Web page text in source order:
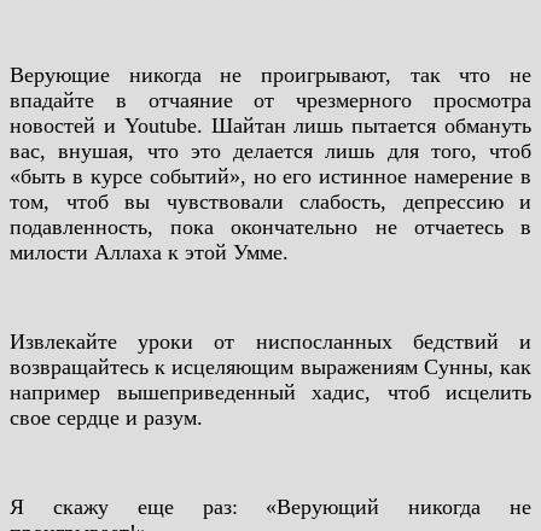
Верующие никогда не проигрывают, так что не
впадайте в отчаяние от чрезмерного просмотра
новостей и Youtube. Шайтан лишь пытается обмануть
вас, внушая, что это делается лишь для того, чтоб
«быть в курсе событий», но его истинное намерение в
том, чтоб вы чувствовали слабость, депрессию и
подавленность, пока окончательно не отчаетесь в
милости Аллаха к этой Умме.
Извлекайте уроки от ниспосланных бедствий и
возвращайтесь к исцеляющим выражениям Сунны, как
например вышеприведенный хадис, чтоб исцелить
свое сердце и разум.
Я скажу еще раз: «Верующий никогда не